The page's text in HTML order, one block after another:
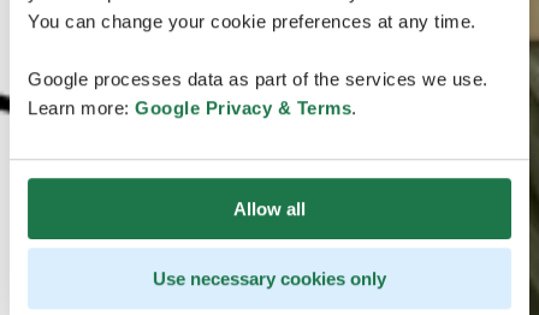
You can change your cookie preferences at any time.
Google processes data as part of the services we use.
Learn more: Google Privacy & Terms.
Allow all
Use necessary cookies only